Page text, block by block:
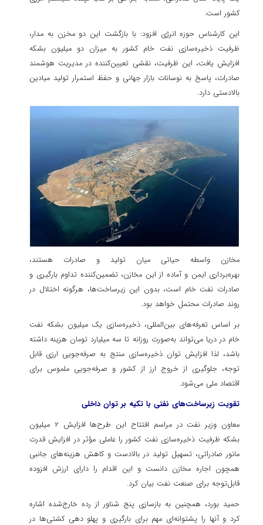
کشور است.
این کارشناس حوزه انرژی افزود: با بازگشت این دو مخزن به مدار،
ظرفیت ذخیره‌سازی نفت خام کشور به میزان دو میلیون بشکه
افزایش یافت، این ظرفیت، نقشی تعیین‌کننده در مدیریت هوشمند
صادرات، پاسخ به نوسانات بازار جهانی و حفظ استمرار تولید میادین
بالادستی دارد.
مخازن واسطه حیاتی میان تولید و صادرات هستند،
بهره‌برداری ایمن و آماده از این مخازن، تضمین‌کننده تداوم بارگیری و
صادرات نفت خام است، بدون این زیرساخت‌ها، هرگونه اختلال در
روند صادرات محتمل خواهد بود.
بر اساس تعرفه‌های بین‌المللی، ذخیره‌سازی یک میلیون بشکه نفت
خام در دریا می‌تواند به‌صورت روزانه تا سه میلیارد تومان هزینه داشته
باشد، لذا افزایش توان ذخیره‌سازی منتج به صرفه‌جویی ارزی قابل
توجه، جلوگیری از خروج ارز از کشور و صرفه‌جویی ملموس برای
اقتصاد ملی می‌شود.
تقویت زیرساخت‌های نفتی با تکیه بر توان داخلی
معاون وزیر نفت در مراسم افتتاح این طرح‌ها افزایش ۲ میلیون
بشکه ظرفیت ذخیره‌سازی نفت کشور را عاملی مؤثر در افزایش قدرت
مانور صادراتی، تسهیل تولید در بالادست و کاهش هزینه‌های جانبی
همچون اجاره مخازن دانست و این اقدام را دارای ارزش افزوده
قابل‌توجه برای صنعت نفت بیان کرد.
حمید بورد، همچنین به بازسازی پنج شناور از رده خارج‌شده اشاره
کرد و آنها را پشتوانه‌ای مهم برای بارگیری و پهلو دهی کشتی‌ها در